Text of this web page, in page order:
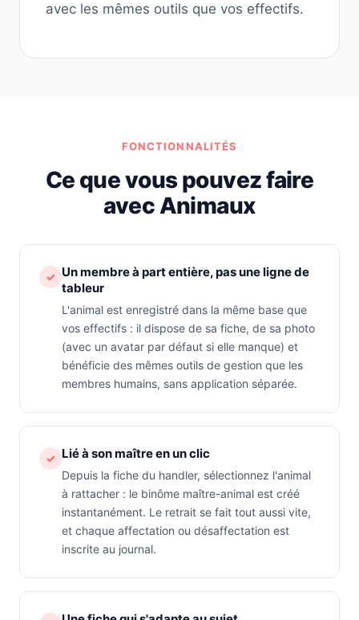
avec les mêmes outils que vos effectifs.
FONCTIONNALITÉS
Ce que vous pouvez faire
avec Animaux
✓ Un membre à part entière, pas une ligne de
tableur
L'animal est enregistré dans la même base que
vos effectifs : il dispose de sa fiche, de sa photo
(avec un avatar par défaut si elle manque) et
bénéficie des mêmes outils de gestion que les
membres humains, sans application séparée.
✓ Lié à son maître en un clic
Depuis la fiche du handler, sélectionnez l'animal
à rattacher : le binôme maître-animal est créé
instantanément. Le retrait se fait tout aussi vite,
et chaque affectation ou désaffectation est
inscrite au journal.